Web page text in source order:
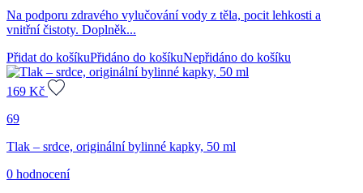
Na podporu zdravého vylučování vody z těla, pocit lehkosti a
vnitřní čistoty. Doplněk...
Přidat do košíkuPřidáno do košíkuNepřidáno do košíku
169 Kč
69
Tlak – srdce, originální bylinné kapky, 50 ml
0 hodnocení